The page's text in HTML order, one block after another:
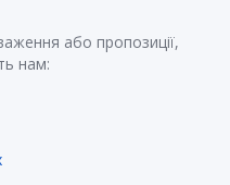
або пропозиції,
нам: